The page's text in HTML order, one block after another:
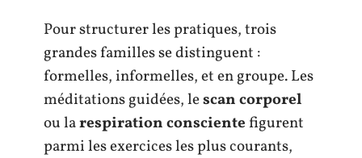
Pour structurer les pratiques, trois
grandes familles se distinguent :
formelles, informelles, et en groupe. Les
méditations guidées, lescan corporel
ou larespiration conscientefigurent
parmi les exercices les plus courants,